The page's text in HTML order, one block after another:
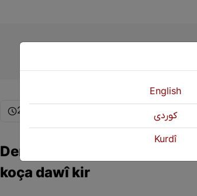
21 Tîrmeh 15:00
Dengbêjê hezkirî “Qadirê
koça dawî kir
English
كوردی
Kurdî